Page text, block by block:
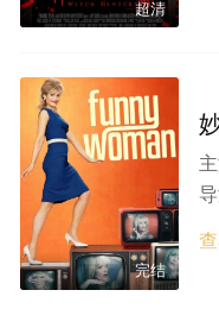
超清
完结